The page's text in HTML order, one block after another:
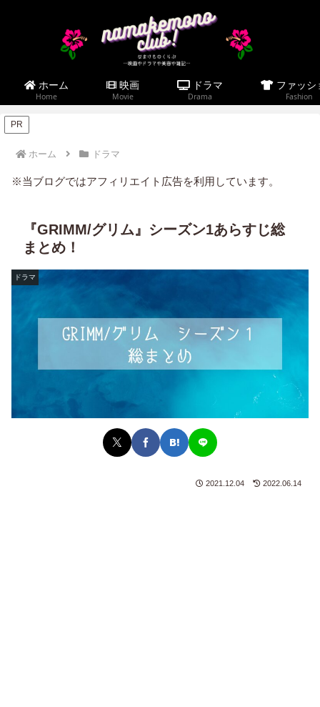
ホーム
Home
映画
Movie
ドラマ
Drama
ファッシ
Fashion
PR
ホーム ドラマ
※当ブログではアフィリエイト広告を利用しています。
『GRIMM/グリム』シーズン1あらすじ総
まとめ！
ドラマ
2021.12.04 2022.06.14